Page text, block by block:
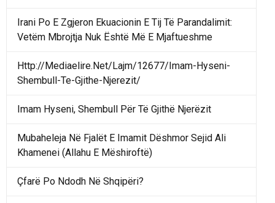
Irani Po E Zgjeron Ekuacionin E Tij Të Parandalimit:
Vetëm Mbrojtja Nuk Është Më E Mjaftueshme
Http://Mediaelire.Net/Lajm/12677/Imam-Hyseni-
Shembull-Te-Gjithe-Njerezit/
Imam Hyseni, Shembull Për Të Gjithë Njerëzit
Mubaheleja Në Fjalët E Imamit Dëshmor Sejid Ali
Khamenei (Allahu E Mëshiroftë)
Çfarë Po Ndodh Në Shqipëri?